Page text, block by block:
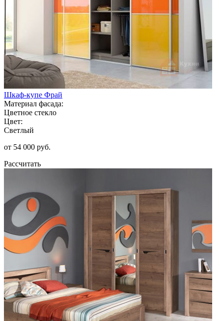
Шкаф-купе Фрай
Материал фасада:
Цветное стекло
Цвет:
Светлый
от 54 000 руб.
Рассчитать